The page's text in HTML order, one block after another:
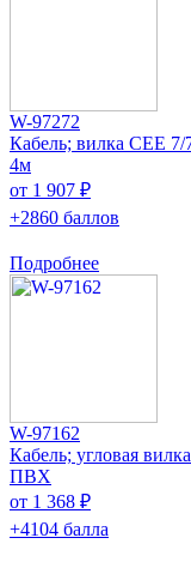
W-97272
Кабель; вилка CEE
4м
от 1 907 ₽
+2860 баллов
Подробнее
W-97162
Кабель; угловая
ПВХ
от 1 368 ₽
+4104 балла